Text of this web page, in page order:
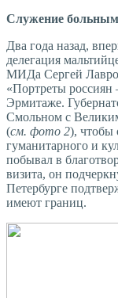
Служение
Два года назад,
делегация
МИДа Сергей
«Портреты россиян
Эрмитаже.
Смольном с
(см. фото 2), чтобы
гуманитарного и
побывал в
визита, он
Петербурге
имеют границ.